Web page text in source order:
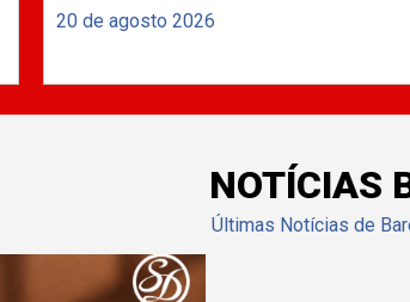
20 de agosto 2026
NOTÍCIAS
Últimas Notícias de